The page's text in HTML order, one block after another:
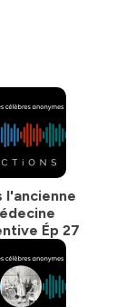
l'ancienne
Ép 27